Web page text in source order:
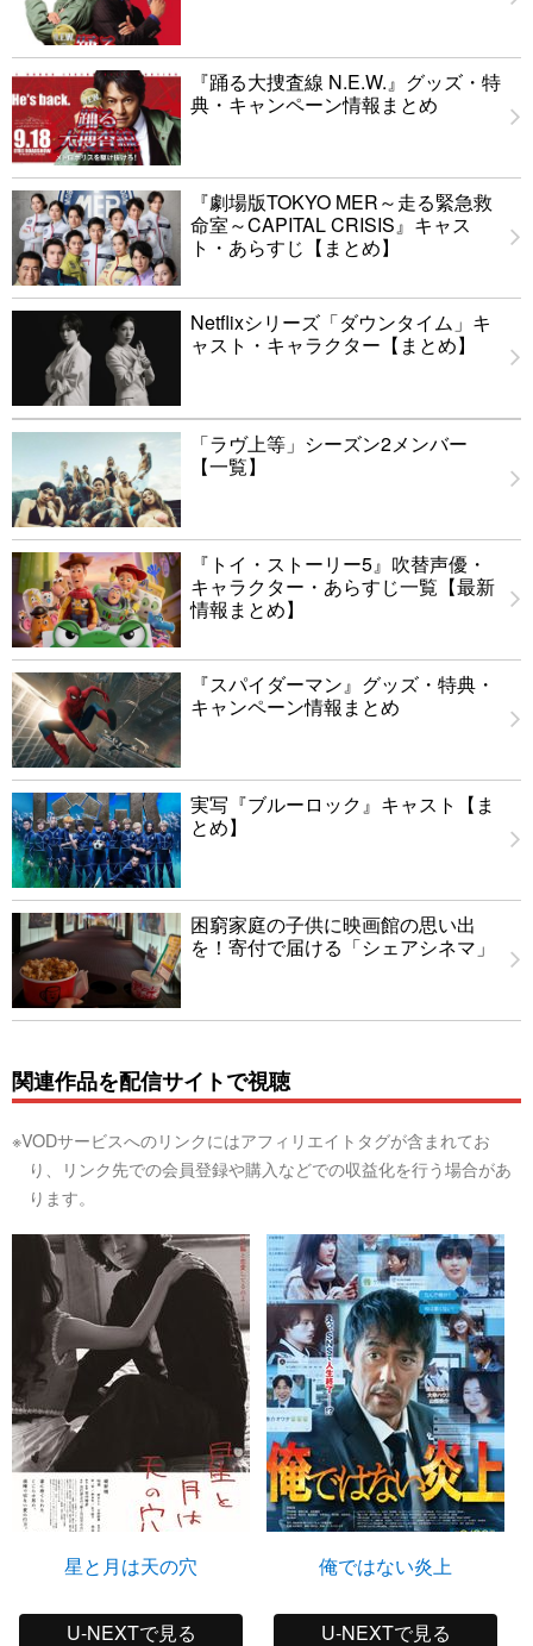
『踊る大捜査線 N.E.W.』グッズ・特
典・キャンペーン情報まとめ
『劇場版TOKYO MER～走る緊急救
命室～CAPITAL CRISIS』キャス
ト・あらすじ【まとめ】
Netflixシリーズ「ダウンタイム」キ
ャスト・キャラクター【まとめ】
「ラヴ上等」シーズン2メンバー
【一覧】
『トイ・ストーリー5』吹替声優・
キャラクター・あらすじ一覧【最新
情報まとめ】
『スパイダーマン』グッズ・特典・
キャンペーン情報まとめ
実写『ブルーロック』キャスト【ま
とめ】
困窮家庭の子供に映画館の思い出
を！寄付で届ける「シェアシネマ」
関連作品を配信サイトで視聴
※VODサービスへのリンクにはアフィリエイトタグが含まれてお
り、リンク先での会員登録や購入などでの収益化を行う場合があ
ります。
星と月は天の穴
U-NEXTで見る
俺ではない炎上
U-NEXTで見る